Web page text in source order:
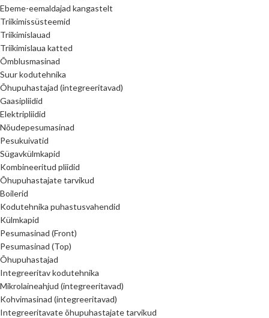
Ebeme-eemaldajad kangastelt
Triikimissüsteemid
Triikimislauad
Triikimislaua katted
Õmblusmasinad
Suur kodutehnika
Õhupuhastajad (integreeritavad)
Gaasipliidid
Elektripliidid
Nõudepesumasinad
Pesukuivatid
Sügavkülmkapid
Kombineeritud pliidid
Õhupuhastajate tarvikud
Boilerid
Kodutehnika puhastusvahendid
Külmkapid
Pesumasinad (Front)
Pesumasinad (Top)
Õhupuhastajad
Integreeritav kodutehnika
Mikrolaineahjud (integreeritavad)
Kohvimasinad (integreeritavad)
Integreeritavate õhupuhastajate tarvikud